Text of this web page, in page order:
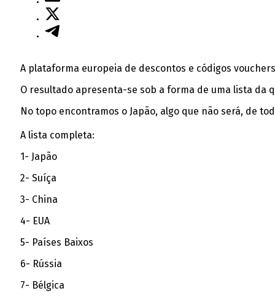
A plataforma europeia de descontos e códigos
O resultado apresenta-se sob a forma de uma lista da
No topo encontramos o Japão, algo que não será, de
A lista completa:
1- Japão
2- Suíça
3- China
4- EUA
5- Países Baixos
6- Rússia
7- Bélgica